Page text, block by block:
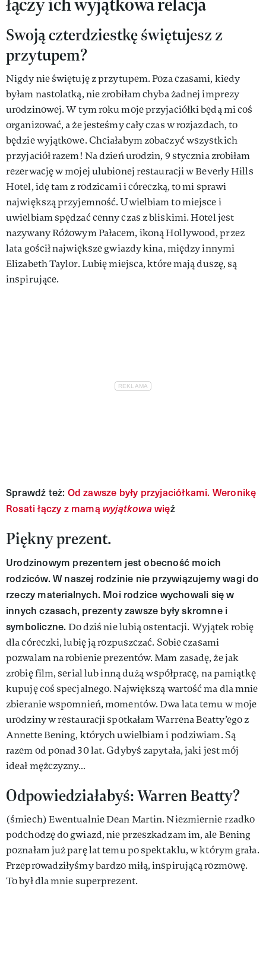
Swoją czterdziestkę świętujesz z
przytupem?
Nigdy nie świętuję z przytupem. Poza czasami, kiedy
byłam nastolatką, nie zrobiłam chyba żadnej imprezy
urodzinowej. W tym roku moje przyjaciółki będą mi coś
organizować, a że jesteśmy cały czas w rozjazdach, to
będzie wyjątkowe. Chciałabym zobaczyć wszystkich
przyjaciół razem! Na dzień urodzin, 9 stycznia zrobiłam
rezerwację w mojej ulubionej restauracji w Beverly Hills
Hotel, idę tam z rodzicami i córeczką, to mi sprawi
największą przyjemność. Uwielbiam to miejsce i
uwielbiam spędzać cenny czas z bliskimi. Hotel jest
nazywany Różowym Pałacem, ikoną Hollywood, przez
lata gościł największe gwiazdy kina, między innymi
Elizabeth Taylor. Lubię miejsca, które mają duszę, są
inspirujące.
Sprawdź też: Od zawsze były przyjaciółkami. Weronikę
Rosati łączy z mamą wyjątkowa więź
Piękny prezent.
Urodzinowym prezentem jest obecność moich
rodziców. W naszej rodzinie nie przywiązujemy wagi do
rzeczy materialnych. Moi rodzice wychowali się w
innych czasach, prezenty zawsze były skromne i
symboliczne. Do dziś nie lubią ostentacji. Wyjątek robię
dla córeczki, lubię ją rozpuszczać. Sobie czasami
pozwalam na robienie prezentów. Mam zasadę, że jak
zrobię film, serial lub inną dużą współpracę, na pamiątkę
kupuję coś specjalnego. Największą wartość ma dla mnie
zbieranie wspomnień, momentów. Dwa lata temu w moje
urodziny w restauracji spotkałam Warrena Beatty’ego z
Annette Bening, których uwielbiam i podziwiam. Są
razem od ponad 30 lat. Gdybyś zapytała, jaki jest mój
ideał mężczyzny…
Odpowiedziałabyś: Warren Beatty?
(śmiech) Ewentualnie Dean Martin. Niezmiernie rzadko
podchodzę do gwiazd, nie przeszkadzam im, ale Bening
poznałam już parę lat temu po spektaklu, w którym grała.
Przeprowadziłyśmy bardzo miłą, inspirującą rozmowę.
To był dla mnie superprezent.